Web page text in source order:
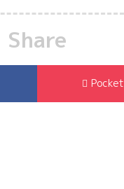
Share
Pocket